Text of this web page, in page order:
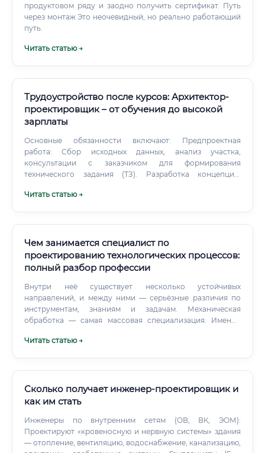
продуктовом ряду и заодно получить сертификат. Путь
через монтаж Это неочевидный, но реально работающий
путь.
Читать статью →
Трудоустройство после курсов: Архитектор-
проектировщик – от обучения до высокой
зарплаты
Основные обязанности включают: Предпроектная
работа: Сбор исходных данных, анализ участка,
консультации с заказчиком для формирования
технического задания (ТЗ). Разработка концепции:
основную идею, внешний вид, планировку и
Читать статью →
Чем занимается специалист по
проектированию технологических процессов:
полный разбор профессии
Внутри неё существует несколько устойчивых
направлений, и между ними — серьёзные различия по
инструментам, знаниям и задачам. Механическая
обработка — самая массовая специализация. Именно
карьерный путь.
Читать статью →
Сколько получает инженер-проектировщик и
как им стать
Инженеры по внутренним сетям (ОВ, ВК, ЭОМ):
Проектируют «кровеносную и нервную системы» здания
— отопление, вентиляцию, водоснабжение, канализацию,